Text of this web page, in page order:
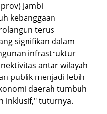
Jambi
kebanggaan
terus
signifikan dalam
infrastruktur
antar wilayah
publik menjadi lebih
daerah tumbuh
inklusif," tuturnya.